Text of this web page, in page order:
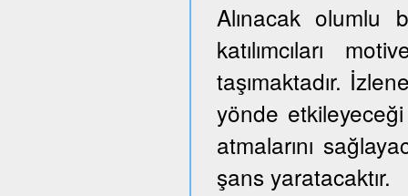
Alınacak olumlu
katılımcıları
taşımaktadır.
yönde
atmalarını
şans yaratacaktır.